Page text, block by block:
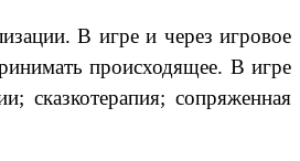
В игре и через игровое
происходящее. В игре
сказкотерапия; сопряженная